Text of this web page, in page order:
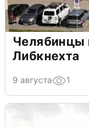
Челябинцы
Либкнехта
9 августа 1